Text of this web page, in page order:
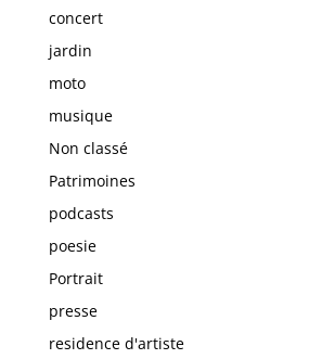
concert
jardin
moto
musique
Non classé
Patrimoines
podcasts
poesie
Portrait
presse
residence d'artiste